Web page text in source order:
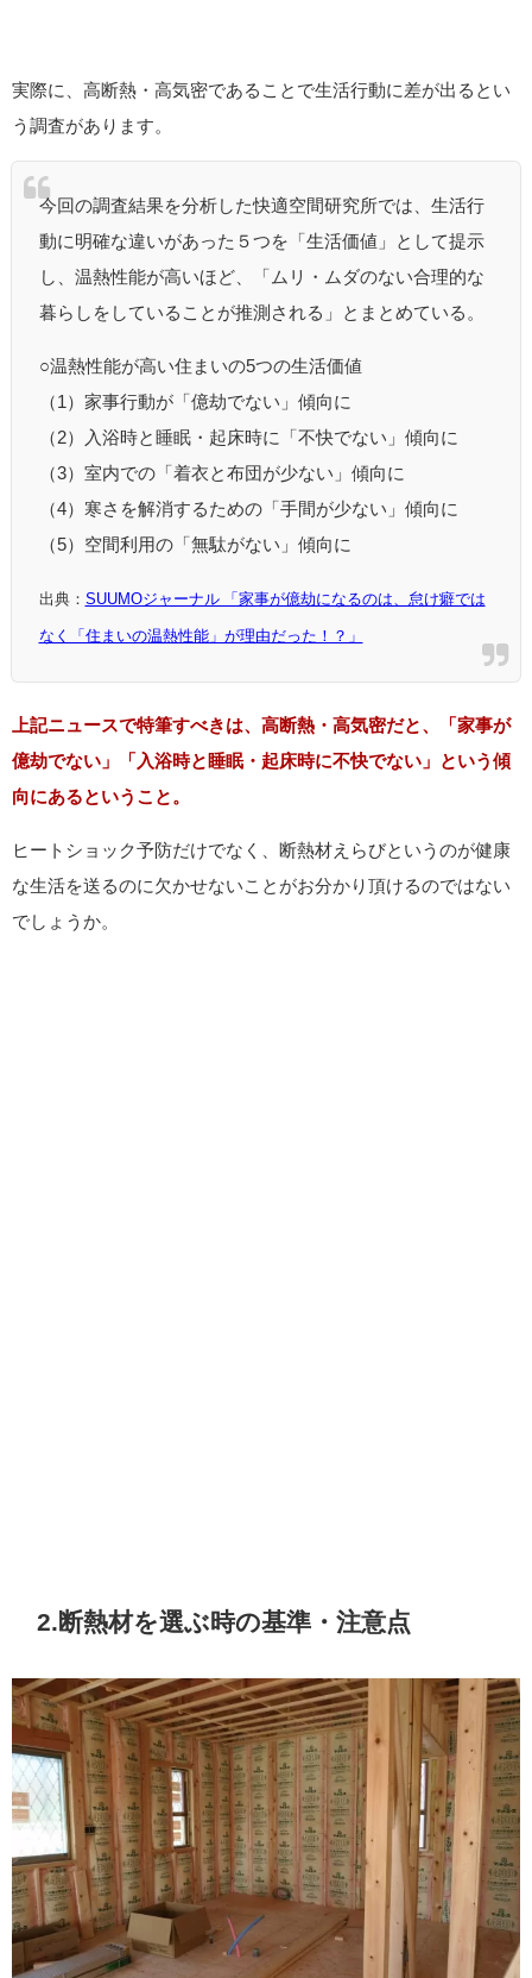
実際に、高断熱・高気密であることで生活行動に差が出るとい
う調査があります。
今回の調査結果を分析した快適空間研究所では、生活行
動に明確な違いがあった５つを「生活価値」として提示
し、温熱性能が高いほど、「ムリ・ムダのない合理的な
暮らしをしていることが推測される」とまとめている。
○温熱性能が高い住まいの5つの生活価値
（1）家事行動が「億劫でない」傾向に
（2）入浴時と睡眠・起床時に「不快でない」傾向に
（3）室内での「着衣と布団が少ない」傾向に
（4）寒さを解消するための「手間が少ない」傾向に
（5）空間利用の「無駄がない」傾向に
出典： SUUMOジャーナル 「家事が億劫になるのは、怠け癖では
なく「住まいの温熱性能」が理由だった！？」
上記ニュースで特筆すべきは、高断熱・高気密だと、「家事が
億劫でない」「入浴時と睡眠・起床時に不快でない」という傾
向にあるということ。
ヒートショック予防だけでなく、断熱材えらびというのが健康
な生活を送るのに欠かせないことがお分かり頂けるのではない
でしょうか。
2.断熱材を選ぶ時の基準・注意点